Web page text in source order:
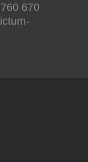
670